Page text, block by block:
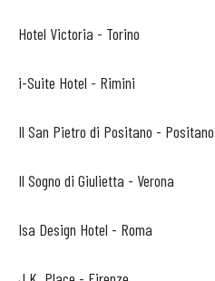
Hotel Victoria - Torino
i-Suite Hotel - Rimini
Il San Pietro di Positano -
Il Sogno di Giulietta - Verona
Isa Design Hotel - Roma